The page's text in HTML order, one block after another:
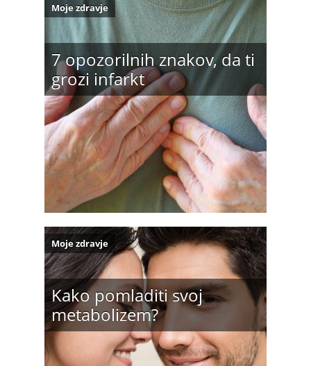
7 opozorilnih znakov, da ti
grozi infarkt
Moje zdravje
Kako pomladiti svoj
metabolizem?
Moje zdravje